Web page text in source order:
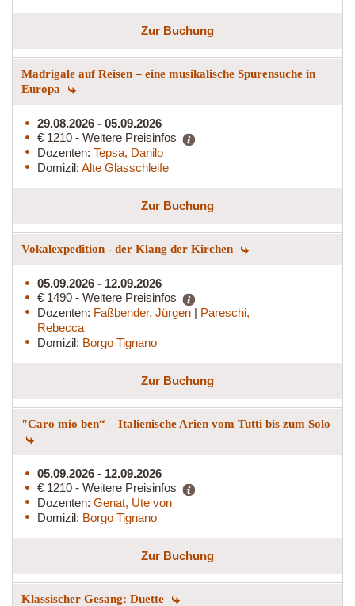
Zur Buchung
Madrigale auf Reisen – eine musikalische Spurensuche in
Europa
29.08.2026 - 05.09.2026
€ 1210 - Weitere Preisinfos
Dozenten: Tepsa, Danilo
Domizil: Alte Glasschleife
Zur Buchung
Vokalexpedition - der Klang der Kirchen
05.09.2026 - 12.09.2026
€ 1490 - Weitere Preisinfos
Dozenten: Faßbender, Jürgen | Pareschi,
Rebecca
Domizil: Borgo Tignano
Zur Buchung
"Caro mio ben“ – Italienische Arien vom Tutti bis zum Solo
05.09.2026 - 12.09.2026
€ 1210 - Weitere Preisinfos
Dozenten: Genat, Ute von
Domizil: Borgo Tignano
Zur Buchung
Klassischer Gesang: Duette